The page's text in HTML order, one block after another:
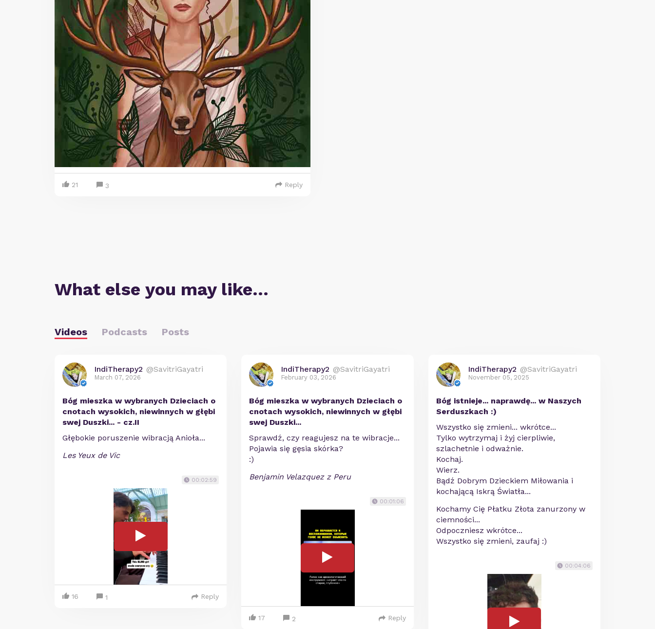
21 3 Reply
What else you may like…
Videos Podcasts Posts
IndiTherapy2 @SavitriGayatri
March 07, 2026
Bóg mieszka w wybranych Dzieciach o
cnotach wysokich, niewinnych w głębi
swej Duszki... - cz.II
Głębokie poruszenie wibracją Anioła...
Les Yeux de Vic
00:02:59
16 1 Reply
IndiTherapy2 @SavitriGayatri
February 03, 2026
Bóg mieszka w wybranych Dzieciach o
cnotach wysokich, niewinnych w głębi
swej Duszki...
Sprawdź, czy reagujesz na te wibracje...
Pojawia się gęsia skórka?
:)
Benjamin Velazquez z Peru
00:01:06
17 2 Reply
IndiTherapy2 @SavitriGayatri
November 05, 2025
Bóg istnieje... naprawdę... w Naszych
Serduszkach :)
Wszystko się zmieni... wkrótce...
Tylko wytrzymaj i żyj cierpliwie,
szlachetnie i odważnie.
Kochaj.
Wierz.
Bądź Dobrym Dzieckiem Miłowania i
kochającą Iskrą Światła...
Kochamy Cię Płatku Złota zanurzony w
ciemności...
Odpoczniesz wkrótce...
Wszystko się zmieni, zaufaj :)
00:04:06